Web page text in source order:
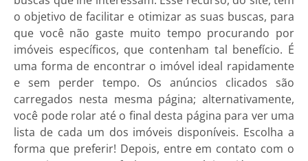
o objetivo de facilitar e otimizar as suas buscas, para
que você não gaste muito tempo procurando por
imóveis específicos, que contenham tal benefício. É
uma forma de encontrar o imóvel ideal rapidamente
e sem perder tempo. Os anúncios clicados são
carregados nesta mesma página; alternativamente,
você pode rolar até o final desta página para ver uma
lista de cada um dos imóveis disponíveis. Escolha a
forma que preferir! Depois, entre em contato com o